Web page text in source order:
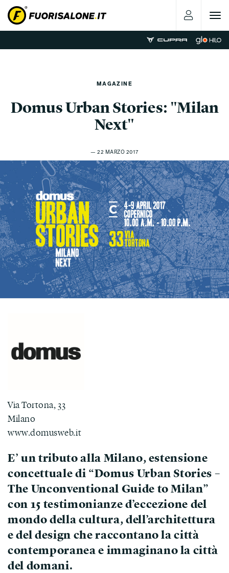
Toggle
MAGAZINE
Domus Urban Stories: "Milan
Next"
— 22 MARZO 2017
Via Tortona, 33
Milano
www.domusweb.it
E’ un tributo alla Milano, estensione
concettuale di “Domus Urban Stories –
The Unconventional Guide to Milan”
con 15 testimonianze d’eccezione del
mondo della cultura, dell’architettura
e del design che raccontano la città
contemporanea e immaginano la città
del domani.